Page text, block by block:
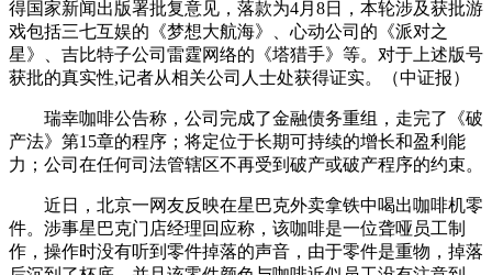
得国家新闻出版署批复意见，落款为4月8日，本轮涉及获批游
戏包括三七互娱的《梦想大航海》、心动公司的《派对之
星》、吉比特子公司雷霆网络的《塔猎手》等。对于上述版号
获批的真实性,记者从相关公司人士处获得证实。（中证报）
瑞幸咖啡公告称，公司完成了金融债务重组，走完了《破
产法》第15章的程序；将定位于长期可持续的增长和盈利能
力；公司在任何司法管辖区不再受到破产或破产程序的约束。
近日，北京一网友反映在星巴克外卖拿铁中喝出咖啡机零
件。涉事星巴克门店经理回应称，该咖啡是一位聋哑员工制
作，操作时没有听到零件掉落的声音，由于零件是重物，掉落